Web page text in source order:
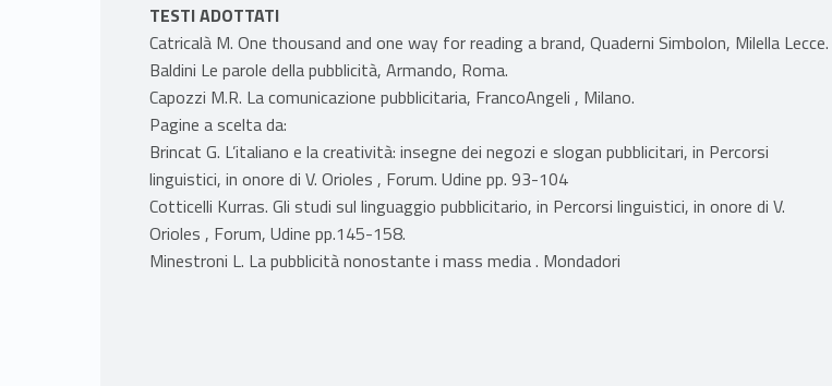
TESTI ADOTTATI
Catricalà M. One thousand and one way for reading a brand, Quaderni Simbolon, Milella Lecce.
Baldini Le parole della pubblicità, Armando, Roma.
Capozzi M.R. La comunicazione pubblicitaria, FrancoAngeli , Milano.
Pagine a scelta da:
Brincat G. L’italiano e la creatività: insegne dei negozi e slogan pubblicitari, in Percorsi
linguistici, in onore di V. Orioles , Forum. Udine pp. 93-104
Cotticelli Kurras. Gli studi sul linguaggio pubblicitario, in Percorsi linguistici, in onore di V.
Orioles , Forum, Udine pp.145-158.
Minestroni L. La pubblicità nonostante i mass media . Mondadori